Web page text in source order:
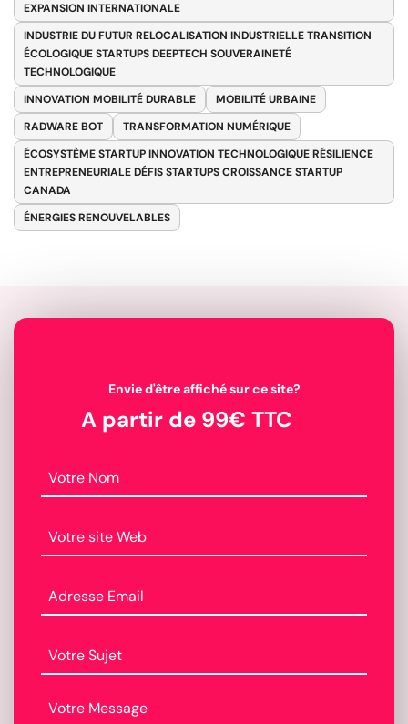
EXPANSION INTERNATIONALE
INDUSTRIE DU FUTUR RELOCALISATION INDUSTRIELLE TRANSITION
ÉCOLOGIQUE STARTUPS DEEPTECH SOUVERAINETÉ
TECHNOLOGIQUE
INNOVATION MOBILITÉ DURABLE
MOBILITÉ URBAINE
RADWARE BOT
TRANSFORMATION NUMÉRIQUE
ÉCOSYSTÈME STARTUP INNOVATION TECHNOLOGIQUE RÉSILIENCE
ENTREPRENEURIALE DÉFIS STARTUPS CROISSANCE STARTUP
CANADA
ÉNERGIES RENOUVELABLES
Envie d'être affiché sur ce site?
A partir de 99€ TTC